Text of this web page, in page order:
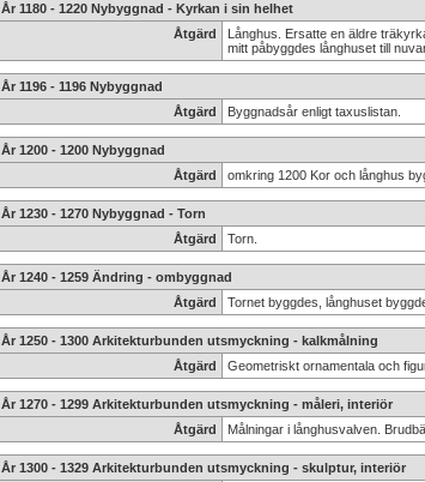
År 1180 - 1220 Nybyggnad - Kyrkan i sin helhet
Åtgärd
Långhus. Ersatte en äldre
mitt påbyggdes långhuset till
År 1196 - 1196 Nybyggnad
Åtgärd
Byggnadsår enligt taxuslistan.
År 1200 - 1200 Nybyggnad
Åtgärd
omkring 1200 Kor och långhus
År 1230 - 1270 Nybyggnad - Torn
Åtgärd
Torn.
År 1240 - 1259 Ändring - ombyggnad
Åtgärd
Tornet byggdes, långhuset
År 1250 - 1300 Arkitekturbunden utsmyckning - kalkmålning
Åtgärd
Geometriskt ornamentala och
År 1270 - 1299 Arkitekturbunden utsmyckning - måleri, interiör
Åtgärd
Målningar i långhusvalven.
År 1300 - 1329 Arkitekturbunden utsmyckning - skulptur, interiör